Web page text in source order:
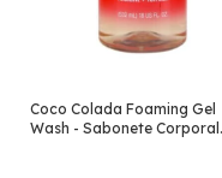
Coco Colada Foaming Gel
Wash - Sabonete Corporal